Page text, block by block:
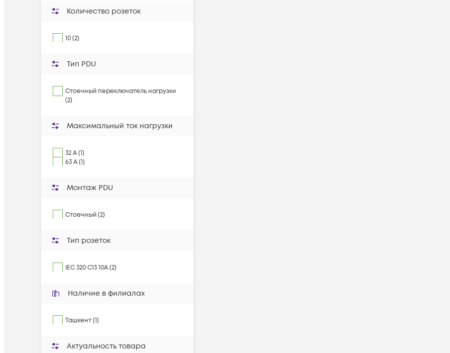
Количество розеток
10 (2)
Тип PDU
Стоечный переключатель нагрузки
(2)
Максимальный ток нагрузки
32 A (1)
63 A (1)
Монтаж PDU
Стоечный (2)
Тип розеток
IEC 320 C13 10A (2)
Наличие в филиалах
Ташкент (1)
Актуальность товара